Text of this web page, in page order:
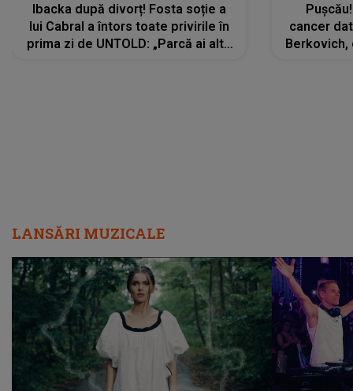
Ibacka după divorț! Fosta soție a
lui Cabral a întors toate privirile în
prima zi de UNTOLD: „Parcă ai altă
cancer
Berkovich,
LANSĂRI MUZICALE